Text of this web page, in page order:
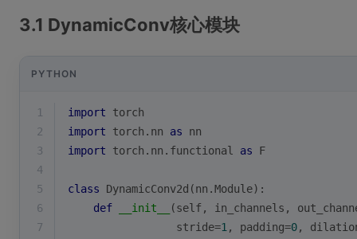
3.1 DynamicConv核心模块
PYTHON
1 import torch
2
import torch.nn as nn
3
import torch.nn.functional as F
4
5
class DynamicConv2d (nn.Module):
6
def __init__ (self, in_channels,
7
                 stride=
1 , padding=0,